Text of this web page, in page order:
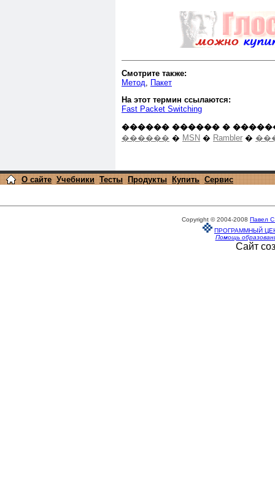
Смотрите также:
Метод
Пакет
На этот термин ссылаются:
Fast Packet Switching
������ ������ �
������ � MSN � Rambler �
О сайте Учебники Тесты Продукты Купить Сервис
Copyright © 2004-2008 Павел
ПРОГРАММНЫЙ
Помощь
Сайт